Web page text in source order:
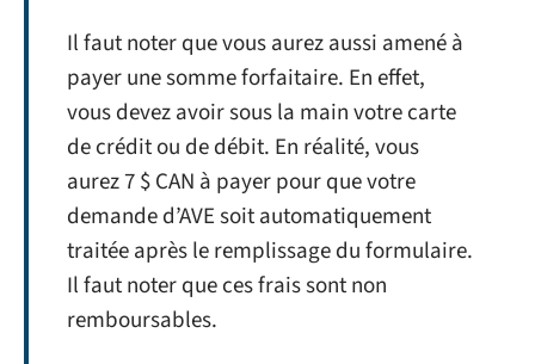
Il faut noter que vous aurez aussi amené à
payer une somme forfaitaire. En effet,
vous devez avoir sous la main votre carte
de crédit ou de débit. En réalité, vous
aurez 7 $ CAN à payer pour que votre
demande d’AVE soit automatiquement
traitée après le remplissage du formulaire.
Il faut noter que ces frais sont non
remboursables.